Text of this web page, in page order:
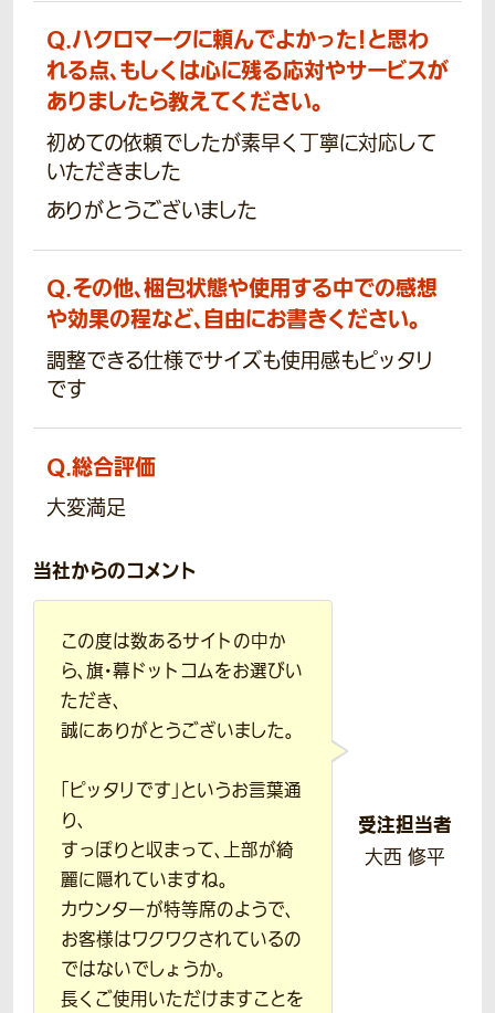
Q.ハクロマークに頼んでよかった！と思わ
れる点、もしくは心に残る応対やサービスが
ありましたら教えてください。
初めての依頼でしたが素早く丁寧に対応して
いただきました
ありがとうございました
Q.その他、梱包状態や使用する中での感想
や効果の程など、自由にお書きください。
調整できる仕様でサイズも使用感もピッタリ
です
Q.総合評価
大変満足
当社からのコメント
この度は数あるサイトの中か
ら、旗・幕ドットコムをお選びい
ただき、
誠にありがとうございました。
「ピッタリです」というお言葉通
り、
すっぽりと収まって、上部が綺
麗に隠れていますね。
カウンターが特等席のようで、
お客様はワクワクされているの
ではないでしょうか。
長くご使用いただけますことを
受注担当者
大西 修平